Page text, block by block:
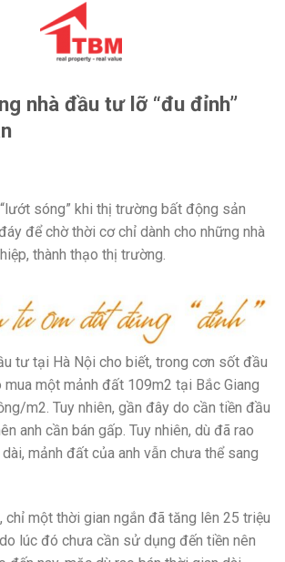
nhà đầu tư lỡ “đu đỉnh”
sóng” khi thị trường bất động sản
để chờ thời cơ chỉ dành cho những nhà
thành thạo thị trường.
tư tại Hà Nội cho biết, trong cơn sốt đầu
mua một mảnh đất 109m2 tại Bắc Giang
m2. Tuy nhiên, gần đây do cần tiền đầu
anh cần bán gấp. Tuy nhiên, dù đã rao
mảnh đất của anh vẫn chưa thể sang
chỉ một thời gian ngắn đã tăng lên 25 triệu
lúc đó chưa cần sử dụng đến tiền nên